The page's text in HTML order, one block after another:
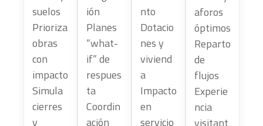
suelos
Prioriza
obras
con
impacto
Simula
cierres
y
ión
Planes
“what-
if” de
respues
ta
Coordin
ación
nto
Dotacio
nes y
viviend
a
Impacto
en
servicio
aforos
óptimos
Reparto
de
flujos
Experie
ncia